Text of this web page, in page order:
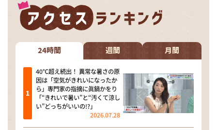
DAIGOも台所 ～きょうの献立 何にする？～
朝だ！生です旅サラダ
教えて！ニュースライブ 正義のミカタ
ＬＩＦＥ～夢のカタチ～
新婚さんいらっしゃい！
ポツンと一軒家
24時間 週間 月間
40℃超え続出！ 異常な暑さの原
因は「空気がきれいになったか
ら」専門家の指摘に眞鍋かをり
「“きれいで暑い”と“汚くて涼し
い”どっちがいいの!?」
2026.07.28